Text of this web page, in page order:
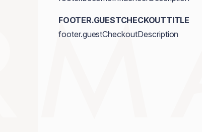
FOOTER.GUESTCHECKOUTTITLE
footer.guestCheckoutDescription